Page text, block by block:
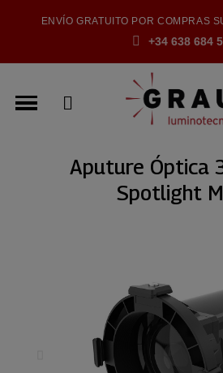
ENVÍO GRATUITO POR COMPRAS
+34 638 684
Aputure Óptica
Spotlight